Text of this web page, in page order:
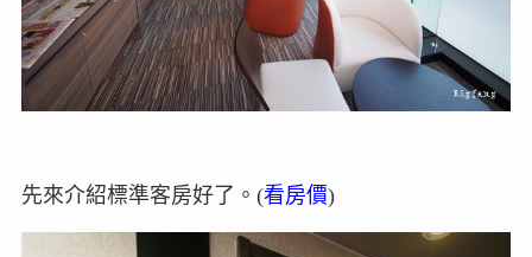
先來介紹標準客房好了。(看房價)